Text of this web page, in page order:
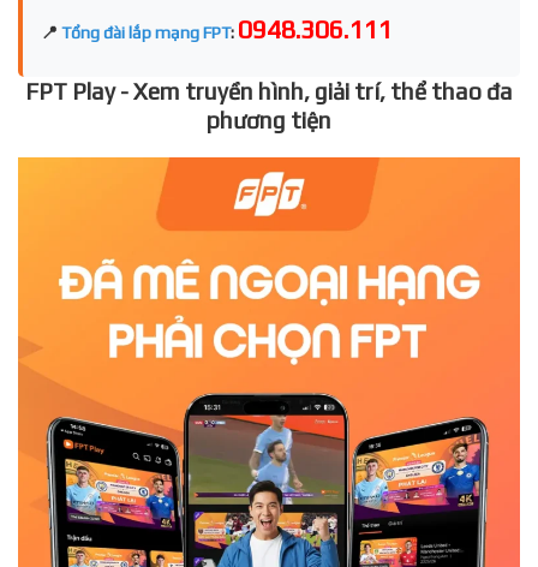
📍 Tổng đài lắp mạng FPT: 0948.306.111
FPT Play - Xem truyền hình, giải trí, thể thao đa
phương tiện